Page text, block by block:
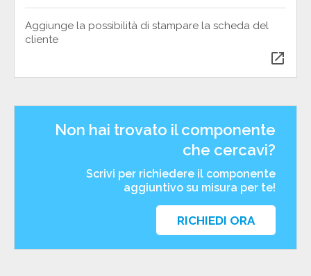
Aggiunge la possibilità di stampare la scheda del
cliente
open_in_new
Non hai trovato il componente
che cercavi?
Scrivi per richiedere il componente
aggiuntivo su misura per te!
RICHIEDI ORA